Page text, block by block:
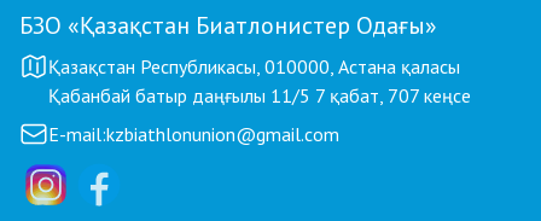
БЗО «Қазақстан Биатлонистер Одағы»
Қазақстан Республикасы, 010000, Астана қаласы
Қабанбай батыр даңғылы 11/5 7 қабат, 707 кеңсе
E-mail:kzbiathlonunion@gmail.com